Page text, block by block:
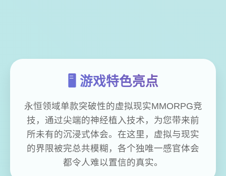
🖥️ 游戏特色亮点
永恒领域单款突破性的虚拟现实MMORPG竞
技，通过尖端的神经植入技术，为您带来前
所未有的沉浸式体会。在这里，虚拟与现实
的界限被完总共模糊，各个独唯一感官体会
都令人难以置信的真实。